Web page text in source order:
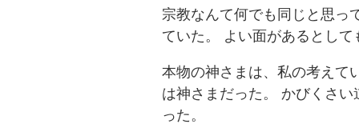
宗教なんて何でも同じと思っ
ていた。 よい面があるとし
本物の神さまは、私の考えて
は神さまだった。 かびくさ
った。